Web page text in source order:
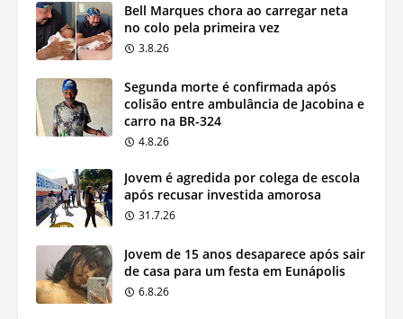
Bell Marques chora ao carregar neta
no colo pela primeira vez
3.8.26
Segunda morte é confirmada após
colisão entre ambulância de Jacobina e
carro na BR-324
4.8.26
Jovem é agredida por colega de escola
após recusar investida amorosa
31.7.26
Jovem de 15 anos desaparece após sair
de casa para um festa em Eunápolis
6.8.26